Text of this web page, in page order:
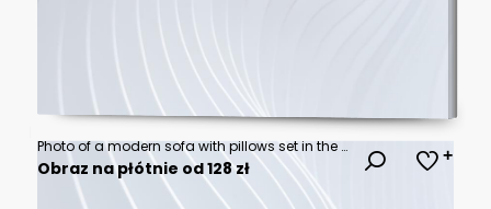
Photo of a modern sofa with pillows set in the garden
Obraz na płótnie od 128 zł